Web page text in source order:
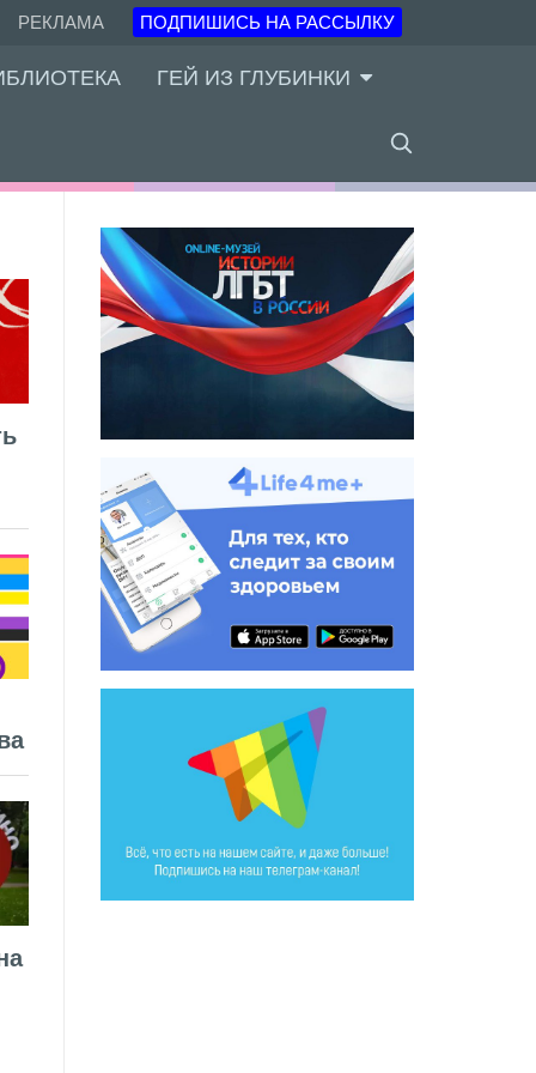
РЕКЛАМА ПОДПИШИСЬ НА РАССЫЛКУ
ГЕЙ ИЗ ГЛУБИНКИ